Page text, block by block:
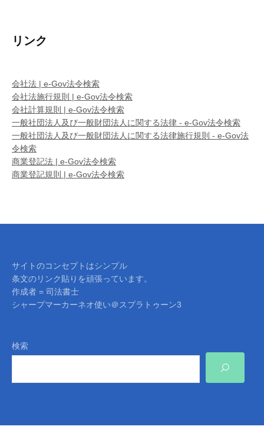
リンク
会社法 | e-Gov法令検索
会社法施行規則 | e-Gov法令検索
会社計算規則 | e-Gov法令検索
一般社団法人及び一般財団法人に関する法律 - e-Gov法令検索
一般社団法人及び一般財団法人に関する法律施行規則 - e-Gov法
令検索
商業登記法 | e-Gov法令検索
商業登記規則 | e-Gov法令検索
サイトのコンセプトはシンプル
条文のリンク貼りを頑張っています。
作成者 = 司法書士
シャープマーカーネオ使い＠スプラトゥーン3
検索